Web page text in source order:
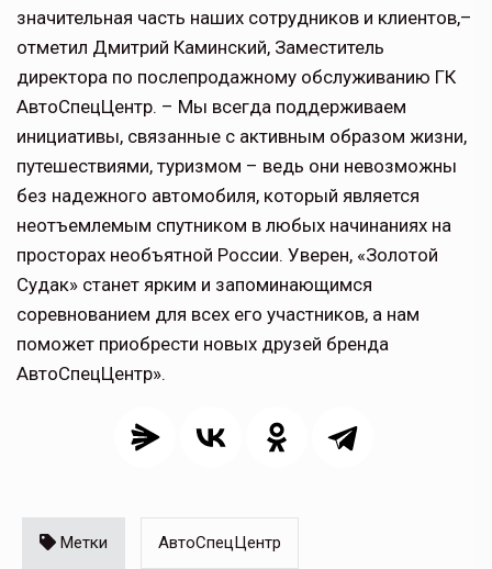
значительная часть наших сотрудников и клиентов,–
отметил Дмитрий Каминский, Заместитель
директора по послепродажному обслуживанию ГК
АвтоСпецЦентр. – Мы всегда поддерживаем
инициативы, связанные с активным образом жизни,
путешествиями, туризмом – ведь они невозможны
без надежного автомобиля, который является
неотъемлемым спутником в любых начинаниях на
просторах необъятной России. Уверен, «Золотой
Судак» станет ярким и запоминающимся
соревнованием для всех его участников, а нам
поможет приобрести новых друзей бренда
АвтоСпецЦентр».
Метки АвтоСпецЦентр